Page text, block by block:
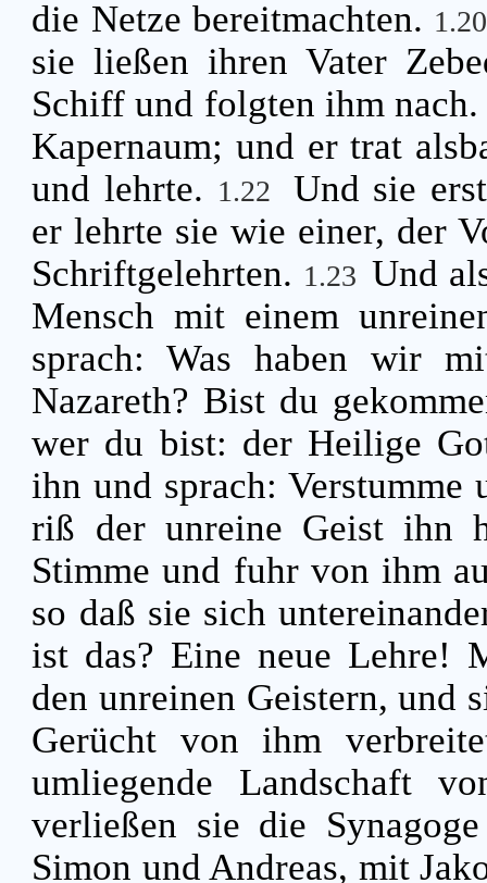
die Netze bereitmachten.
sie ließen ihren Vater
Schiff und folgten ihm nach.
Kapernaum; und er trat
und lehrte. 1.22
Und sie
er lehrte sie wie einer, der
Schriftgelehrten. 1.23 Und
Mensch mit einem
sprach: Was haben wir
Nazareth? Bist du
wer du bist: der Heilige
ihn und sprach:
riß der unreine Geist ihn
Stimme und fuhr von ihm
so daß sie sich
ist das? Eine neue Lehre!
den unreinen Geistern, und
Gerücht von ihm
umliegende Landschaft
verließen sie die
Simon und Andreas, mit